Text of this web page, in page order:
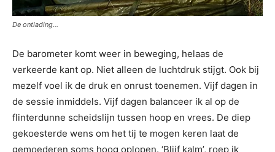
De ontlading…
De barometer komt weer in beweging, helaas de
verkeerde kant op. Niet alleen de luchtdruk stijgt. Ook bij
mezelf voel ik de druk en onrust toenemen. Vijf dagen in
de sessie inmiddels. Vijf dagen balanceer ik al op de
flinterdunne scheidslijn tussen hoop en vrees. De diep
gekoesterde wens om het tij te mogen keren laat de
gemoederen soms hoog oplopen. ‘Blijf kalm’, roep ik